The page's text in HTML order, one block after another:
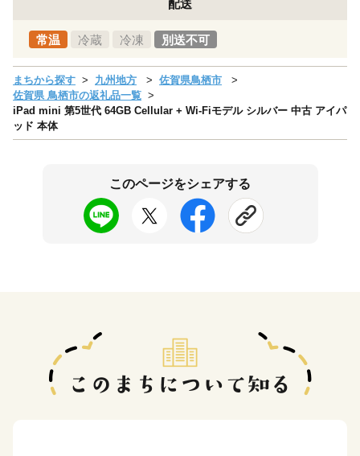
配送
常温 冷蔵 冷凍 別送不可
まちから探す 九州地方
佐賀県鳥栖市
佐賀県 鳥栖市の返礼品一覧
iPad mini 第5世代 64GB Cellular + Wi-Fiモデル シルバー 中古 アイパ
ッド 本体
このページをシェアする